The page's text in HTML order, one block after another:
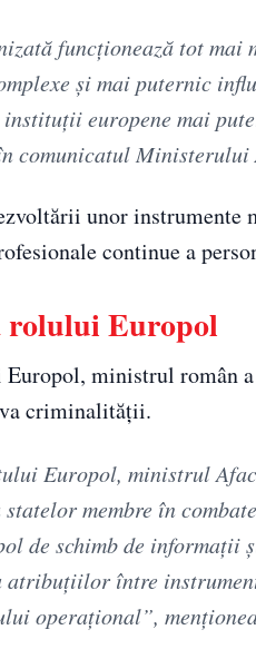
funcționează tot
și mai puternic
europene mai
comunicatul
unor instrumente
continue a
rolului Europol
ministrul român
criminalității.
Europol, ministrul
membre în
de schimb de
între
operațional”,